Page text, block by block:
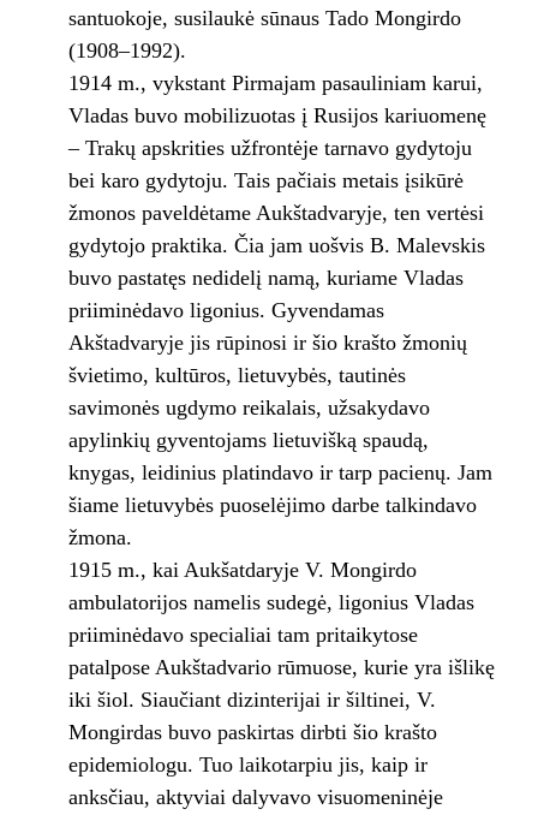
santuokoje, susilaukė sūnaus Tado Mongirdo
(1908–1992).
1914 m., vykstant Pirmajam pasauliniam karui,
Vladas buvo mobilizuotas į Rusijos kariuomenę
– Trakų apskrities užfrontėje tarnavo gydytoju
bei karo gydytoju. Tais pačiais metais įsikūrė
žmonos paveldėtame Aukštadvaryje, ten vertėsi
gydytojo praktika. Čia jam uošvis B. Malevskis
buvo pastatęs nedidelį namą, kuriame Vladas
priiminėdavo ligonius. Gyvendamas
Akštadvaryje jis rūpinosi ir šio krašto žmonių
švietimo, kultūros, lietuvybės, tautinės
savimonės ugdymo reikalais, užsakydavo
apylinkių gyventojams lietuvišką spaudą,
knygas, leidinius platindavo ir tarp pacienų. Jam
šiame lietuvybės puoselėjimo darbe talkindavo
žmona.
1915 m., kai Aukšatdaryje V. Mongirdo
ambulatorijos namelis sudegė, ligonius Vladas
priiminėdavo specialiai tam pritaikytose
patalpose Aukštadvario rūmuose, kurie yra išlikę
iki šiol. Siaučiant dizinterijai ir šiltinei, V.
Mongirdas buvo paskirtas dirbti šio krašto
epidemiologu. Tuo laikotarpiu jis, kaip ir
anksčiau, aktyviai dalyvavo visuomeninėje